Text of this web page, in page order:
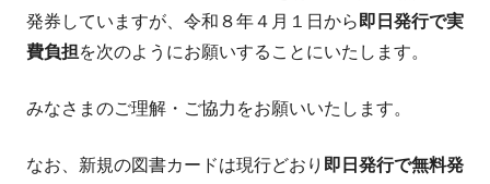
発券していますが、令和８年４月１日から 即日発行で実
費負担を次のようにお願いすることにいたします。
みなさまのご理解・ご協力をお願いいたします。
なお、新規の図書カードは現行どおり 即日発行で無料発